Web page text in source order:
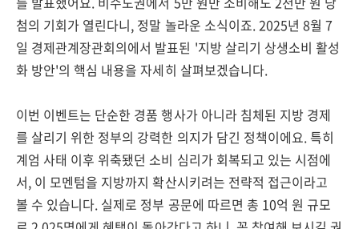
첨의 기회가 열린다니, 정말 놀라운 소식이죠. 2025년 8월 7
일 경제관계장관회의에서 발표된 '지방 살리기 상생소비 활성
화 방안'의 핵심 내용을 자세히 살펴보겠습니다.
이번 이벤트는 단순한 경품 행사가 아니라 침체된 지방 경제
를 살리기 위한 정부의 강력한 의지가 담긴 정책이에요. 특히
계엄 사태 이후 위축됐던 소비 심리가 회복되고 있는 시점에
서, 이 모멘텀을 지방까지 확산시키려는 전략적 접근이라고
볼 수 있습니다. 실제로 정부 공문에 따르면 총 10억 원 규모